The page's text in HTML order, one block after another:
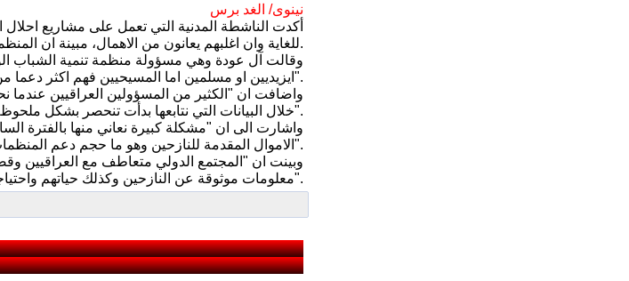
نينوى/ الغد برس
أكدت الناشطة المدنية التي تعمل على مشاريع
للغاية وان اغلبهم يعانون من الاهمال، مبينة ان المنظمات المحلية سرقت الأموال المقدمة للنازحين، الامر الذي حجم دعم المجتمع الدولي.
وقالت آل عودة وهي مسؤولة منظمة تنمية الشباب
ايزيديين او مسلمين اما المسيحيين فهم اكثر دعما من قبل كنائسهم وهو ما لم نشاهده لدى ابناء الديانتين الآخرتين".
واضافت ان "الكثير من المسؤولين العراقيين عندما
خلال البيانات التي نتابعها بدأت تنحصر بشكل ملحوظ في مختلف المحافظات التي حدثت فيها نزاعات".
واشارت الى ان "مشكلة كبيرة نعاني منها بالفترة
الاموال المقدمة للنازحين وهو ما حجم دعم المنظمات الاجنبية".
وبينت ان "المجتمع الدولي متعاطف مع العراقيين
معلومات موثوقة عن النازحين وكذلك حياتهم واحتياجاتهم".